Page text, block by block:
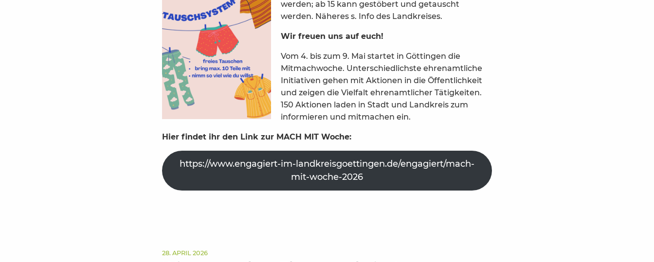
werden; ab 15 kann gestöbert und getauscht
werden. Näheres s. Info des Landkreises.
Wir freuen uns auf euch!
Vom 4. bis zum 9. Mai startet in Göttingen die
Mitmachwoche. Unterschiedlichste ehrenamtliche
Initiativen gehen mit Aktionen in die Öffentlichkeit
und zeigen die Vielfalt ehrenamtlicher Tätigkeiten.
150 Aktionen laden in Stadt und Landkreis zum
informieren und mitmachen ein.
Hier findet ihr den Link zur MACH MIT Woche:
https://www.engagiert-im-landkreisgoettingen.de/engagiert/mach-
mit-woche-2026
28. APRIL 2026